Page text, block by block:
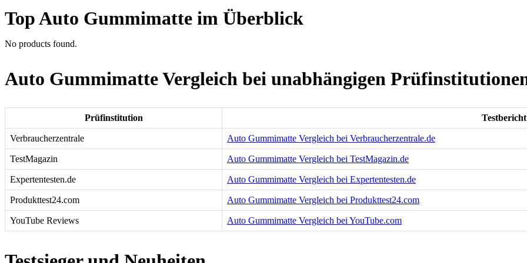
Top Auto Gummimatte im Überblick
No products found.
Auto Gummimatte Vergleich bei unabhängigen
Prüfinstitution Testbericht
Verbraucherzentrale Auto Gummimatte Vergleich bei Verbraucherzentrale.de
TestMagazin Auto Gummimatte Vergleich bei TestMagazin.de
Expertentesten.de Auto Gummimatte Vergleich bei Expertentesten.de
Produkttest24.com Auto Gummimatte Vergleich bei Produkttest24.com
YouTube Reviews Auto Gummimatte Vergleich bei YouTube.com